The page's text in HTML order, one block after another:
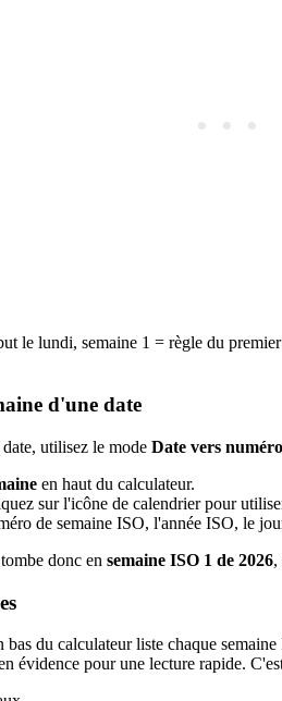
le lundi, semaine 1 = règle du
d'une date
utilisez le mode Date vers
en haut du calculateur.
sur l'icône de calendrier pour
de semaine ISO, l'année ISO, le
donc en semaine ISO 1 de 2026,
bas du calculateur liste chaque
évidence pour une lecture rapide.